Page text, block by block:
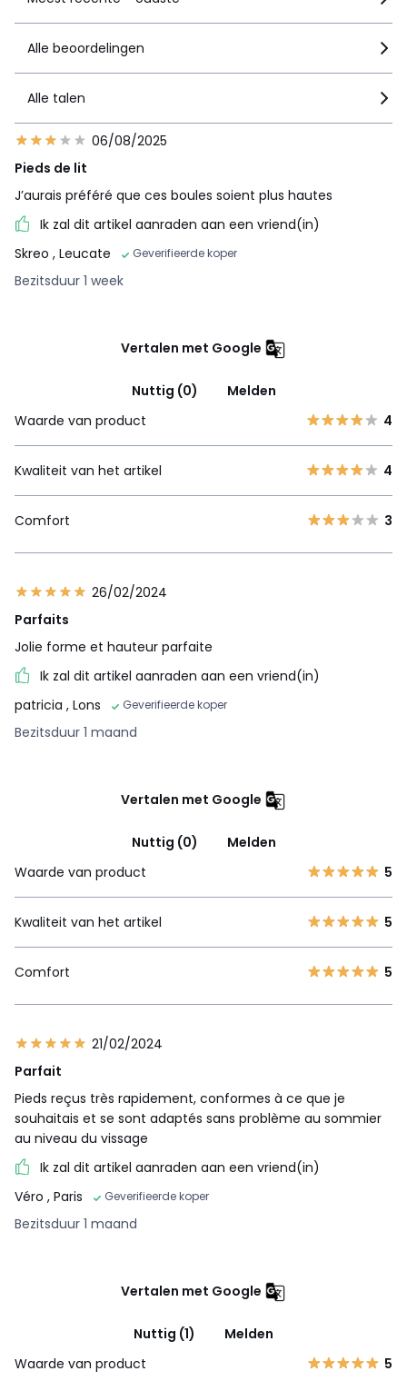
Alle beoordelingen
Alle talen
06/08/2025
Pieds de lit
J’aurais préféré que ces boules soient plus hautes
Ik zal dit artikel aanraden aan een vriend(in)
Skreo , Leucate Geverifieerde koper
Bezitsduur 1 week
Vertalen met Google
Nuttig (0)
Melden
Waarde van product
4
Kwaliteit van het artikel 4
Comfort 3
26/02/2024
Parfaits
Jolie forme et hauteur parfaite
Ik zal dit artikel aanraden aan een vriend(in)
patricia , Lons Geverifieerde koper
Bezitsduur 1 maand
Vertalen met Google
Nuttig (0)
Melden
Waarde van product
5
Kwaliteit van het artikel 5
Comfort 5
21/02/2024
Parfait
Pieds reçus très rapidement, conformes à ce que je
souhaitais et se sont adaptés sans problème au sommier
au niveau du vissage
Ik zal dit artikel aanraden aan een vriend(in)
Véro , Paris Geverifieerde koper
Bezitsduur 1 maand
Vertalen met Google
Nuttig (1)
Melden
Waarde van product
5